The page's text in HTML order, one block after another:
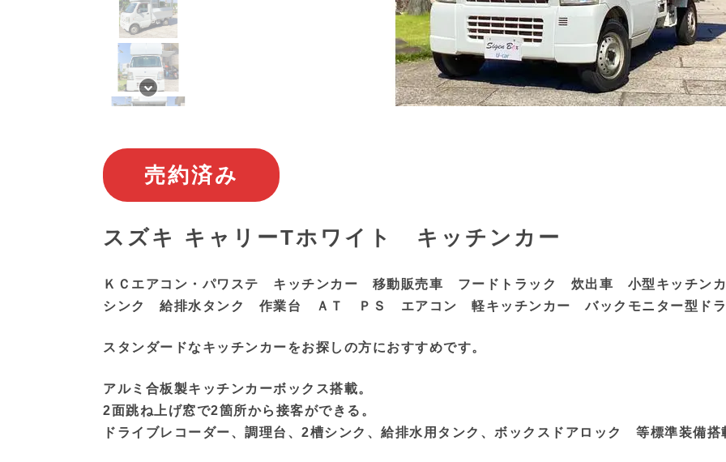
売約済み
スズキ キャリーTホワイト キッチンカー
ＫＣエアコン・パワステ キッチンカー 移動販売車 フードトラック 炊出車 小型キッチ
シンク 給排水タンク 作業台 ＡＴ ＰＳ エアコン 軽キッチンカー バックモニター型ドラ
スタンダードなキッチンカーをお探しの方におすすめです。
アルミ合板製キッチンカーボックス搭載。
2面跳ね上げ窓で2箇所から接客ができる。
ドライブレコーダー、調理台、2槽シンク、給排水用タンク、ボックスドアロック 等標準装備搭